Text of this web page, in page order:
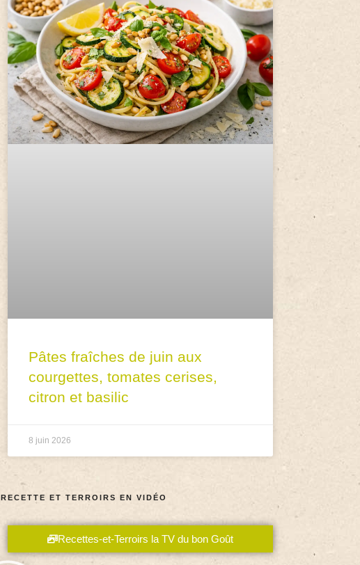
Pâtes fraîches de juin aux
courgettes, tomates cerises,
citron et basilic
8 juin 2026
RECETTE ET TERROIRS EN VIDÉO
Recettes-et-Terroirs la TV du bon Goût